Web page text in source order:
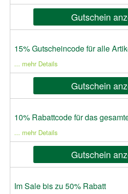
Gutschein
15% Gutscheincode für alle
... mehr Details
Gutschein
10% Rabattcode für das
... mehr Details
Gutschein
Im Sale bis zu 50% Rabatt